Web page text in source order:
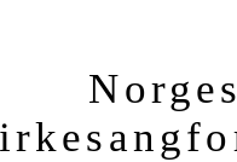
Norges